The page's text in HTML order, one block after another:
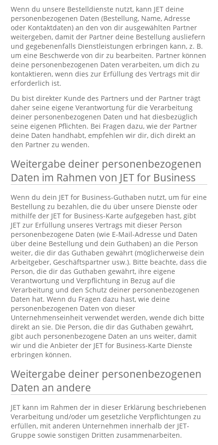
Wenn du unsere Bestelldienste nutzt, kann JET deine
personenbezogenen Daten (Bestellung, Name, Adresse
oder Kontaktdaten) an den von dir ausgewählten Partner
weitergeben, damit der Partner deine Bestellung ausliefern
und gegebenenfalls Dienstleistungen erbringen kann, z. B.
um eine Beschwerde von dir zu bearbeiten. Partner können
deine personenbezogenen Daten verarbeiten, um dich zu
kontaktieren, wenn dies zur Erfüllung des Vertrags mit dir
erforderlich ist.
Du bist direkter Kunde des Partners und der Partner trägt
daher seine eigene Verantwortung für die Verarbeitung
deiner personenbezogenen Daten und hat diesbezüglich
seine eigenen Pflichten. Bei Fragen dazu, wie der Partner
deine Daten handhabt, empfehlen wir dir, dich direkt an
den Partner zu wenden.
Weitergabe deiner personenbezogenen
Daten im Rahmen von JET for Business
Wenn du dein JET for Business-Guthaben nutzt, um für eine
Bestellung zu bezahlen, die du über unsere Dienste oder
mithilfe der JET for Business-Karte aufgegeben hast, gibt
JET zur Erfüllung unseres Vertrags mit dieser Person
personenbezogene Daten (wie E-Mail-Adresse und Daten
über deine Bestellung und dein Guthaben) an die Person
weiter, die dir das Guthaben gewährt (möglicherweise dein
Arbeitgeber, Geschäftspartner usw.). Bitte beachte, dass die
Person, die dir das Guthaben gewährt, ihre eigene
Verantwortung und Verpflichtung in Bezug auf die
Verarbeitung und den Schutz deiner personenbezogenen
Daten hat. Wenn du Fragen dazu hast, wie deine
personenbezogenen Daten von dieser
Unternehmenseinheit verwendet werden, wende dich bitte
direkt an sie. Die Person, die dir das Guthaben gewährt,
gibt auch personenbezogene Daten an uns weiter, damit
wir und die Anbieter der JET for Business-Karte Dienste
erbringen können.
Weitergabe deiner personenbezogenen
Daten an andere
JET kann im Rahmen der in dieser Erklärung beschriebenen
Verarbeitung und/oder um gesetzliche Verpflichtungen zu
erfüllen, mit anderen Unternehmen innerhalb der JET-
Gruppe sowie sonstigen Dritten zusammenarbeiten.